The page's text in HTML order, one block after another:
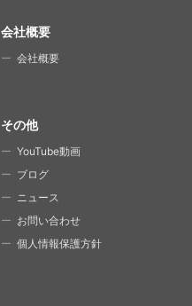
会社概要
会社概要
その他
YouTube動画
ブログ
ニュース
お問い合わせ
個人情報保護方針